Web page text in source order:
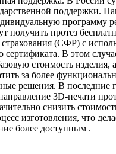
поддержки.
программу
получить протез
страхования (СФР) с
сертификата. В этом
стоимость изделия,
за более
решения. В последние
3D-печати
снизить
изготовления, что
более доступным .